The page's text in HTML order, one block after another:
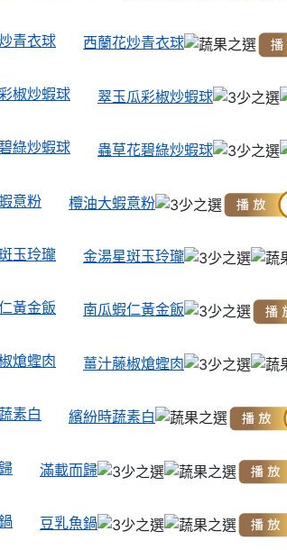
西蘭花炒青衣球
翠玉瓜彩椒炒蝦球
蟲草花碧綠炒蝦球
欖油大蝦意粉
金湯星斑玉玲瓏
南瓜蝦仁黃金飯
薑汁藤椒熗蟶肉
繽紛時蔬素白
滿載而歸
豆乳魚鍋